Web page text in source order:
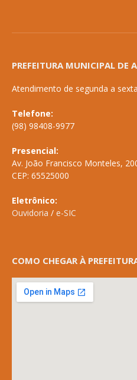
PREFEITURA MUNICIPAL DE
Atendimento de segunda a
Telefone:
(98) 98408-9977
Presencial:
Av. João Francisco Monteles,
CEP: 65525000
Eletrônico:
Ouvidoria / e-SIC
COMO CHEGAR À